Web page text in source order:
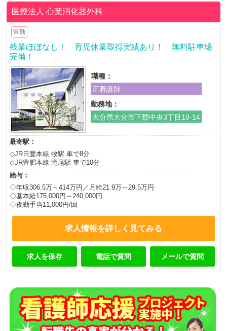
医療法人心葉消化器外科
常勤
残業ほぼなし！ 育児休業取得実績あり！ 無料駐車場
完備！
職種：
正看護師
勤務地：
大分県大分市下郡中央3丁目10-14
最寄駅：
◇JR日豊本線 牧駅 車で8分
◇JR豊肥本線 滝尾駅 車で10分
給与：
◇年収306.5万～414万円／月給21.9万～29.5万円
◇基本給175,000円～240,000円
◇夜勤手当11,000円/回
求人情報を詳しく見てみる
求人を保存 電話で質問 メールで質問